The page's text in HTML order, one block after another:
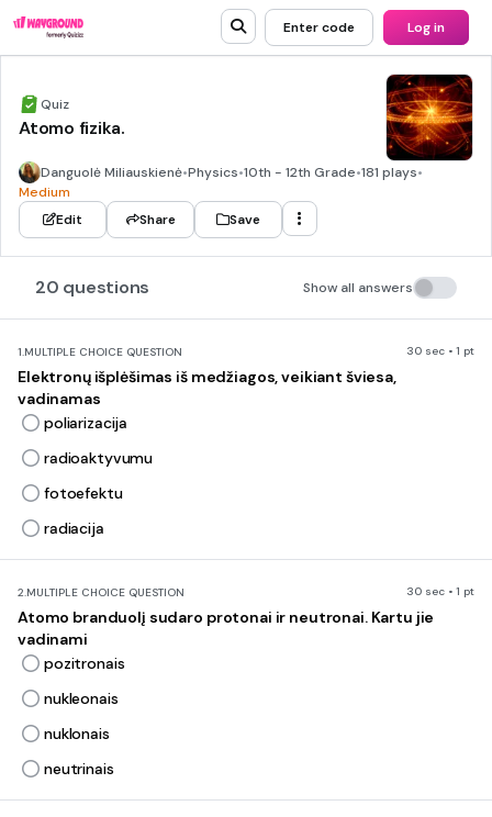
Enter code Log in
Quiz
Atomo fizika.
Danguolė Miliauskienė•Physics•10th - 12th Grade•181 plays•
Medium
Edit
Share Save
20 questions Show all answers
1.MULTIPLE CHOICE QUESTION 30 sec • 1 pt
Elektronų išplėšimas iš medžiagos, veikiant šviesa,
vadinamas
poliarizacija
radioaktyvumu
fotoefektu
radiacija
2.MULTIPLE CHOICE QUESTION 30 sec • 1 pt
Atomo branduolį sudaro protonai ir neutronai. Kartu jie
vadinami
pozitronais
nukleonais
nuklonais
neutrinais